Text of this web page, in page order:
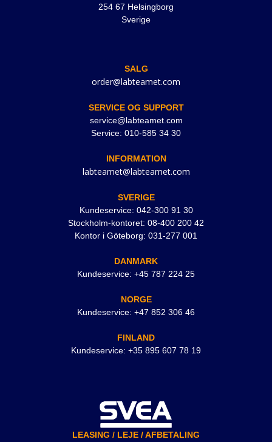
254 67 Helsingborg
Sverige
SALG
order@labteamet.com
SERVICE OG SUPPORT
service@labteamet.com
Service: 010-585 34 30
INFORMATION
labteamet@labteamet.com
SVERIGE
Kundeservice: 042-300 91 30
Stockholm-kontoret: 08-400 200 42
Kontor i Göteborg: 031-277 001
DANMARK
Kundeservice: +45 787 224 25
NORGE
Kundeservice: +47 852 306 46
FINLAND
Kundeservice: +35 895 607 78 19
LEASING / LEJE / AFBETALING